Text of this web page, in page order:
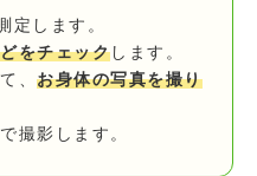
定します。
をチェックします。
、 お身体の写真を撮り
で撮影します。